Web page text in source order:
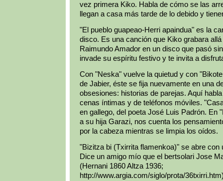
vez primera Kiko. Habla de cómo se las
llegan a casa más tarde de lo debido y
"El pueblo guapeao-Herri apaindua" es la
disco. Es una canción que Kiko grabara
Raimundo Amador en un disco que pasó
invade su espíritu festivo y te invita a
Con "Neska" vuelve la quietud y con
de Jabier, éste se fija nuevamente en una
obsesiones: historias de parejas. Aquí
cenas íntimas y de teléfonos móviles.
en gallego, del poeta José Luis Padrón. En
a su hija Garazi, nos cuenta los
por la cabeza mientras se limpia los oídos.
"Bizitza bi (Txirrita flamenkoa)" se abre con
Dice un amigo mío que el bertsolari Jose
(Hernani 1860 Altza 1936;
http://www.argia.com/siglo/prota/